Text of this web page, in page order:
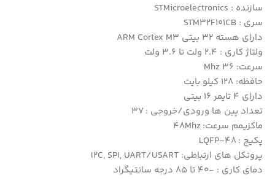
سازنده : STMicroelectronics
سری : STM32F101CB
دارای هسته 32 بیتی ARM Cortex M3
ولتاژ کاری : 2.4 ولت تا 3.6 ولت
سرعت: 36 Mhz
حافظه: 128 کیلو بایت
دارای 4 تایمر 16 بیتی
تعداد پین ها ورودی/خروجی : 37
ماکزیمم سرعت: 48Mhz
پکیج : LQFP-48
پروتکل های ارتباطی: I2C, SPI, UART/USART
دمای کاری : -40 تا 85 درجه سانتیگراد